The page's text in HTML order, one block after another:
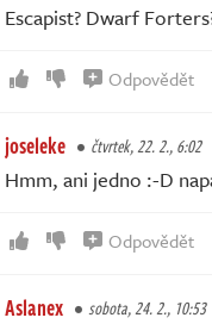
Escapist? Dwarf
Odpovědět
joseleke čtvrtek, 22. 2., 6:02
Hmm, ani jedno :-D
Odpovědět
Aslanex sobota, 24. 2., 10:53